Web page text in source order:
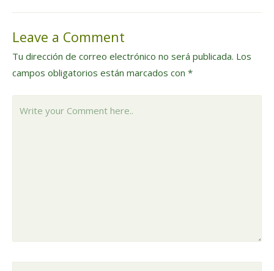
de
entradas
Leave a Comment
Tu dirección de correo electrónico no será publicada. Los
campos obligatorios están marcados con *